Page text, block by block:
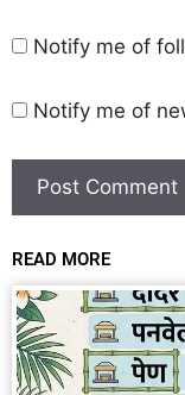
Notify me of
Notify me of
READ MORE